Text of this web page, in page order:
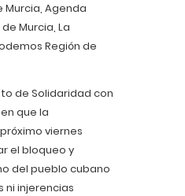
Murcia, Agenda
Murcia, La
Región de
de Solidaridad con
que la
viernes
el bloqueo y
del pueblo cubano
ni injerencias